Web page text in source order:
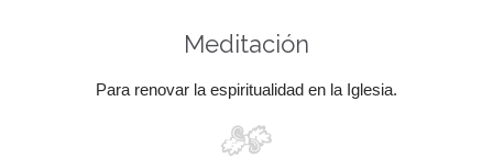
Meditación
Para renovar la espiritualidad en la Iglesia.